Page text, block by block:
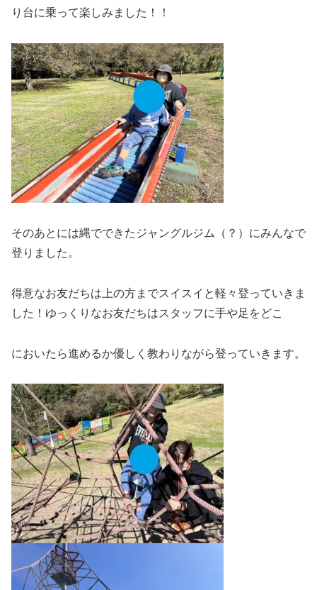
り台に乗って楽しみました！！
そのあとには縄でできたジャングルジム（？）にみんなで
登りました。
得意なお友だちは上の方までスイスイと軽々登っていきま
した！ゆっくりなお友だちはスタッフに手や足をどこ
においたら進めるか優しく教わりながら登っていきます。